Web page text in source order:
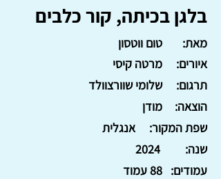
בלגן בכיתה, קור כלבים
טום ווטסון
מאת:
מרטה קיסי
איורים:
שלומי שוורצוולד
תרגום:
מודן
הוצאה:
אנגלית
שפת המקור:
2024
שנה:
88 עמוד עמודים: